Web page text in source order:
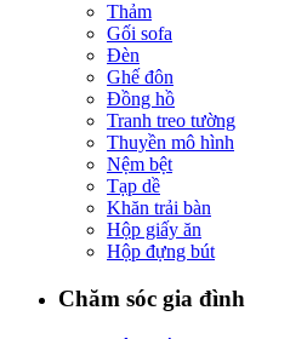
Thảm
Gối sofa
Đèn
Ghế đôn
Đồng hồ
Tranh treo tường
Thuyền mô hình
Nệm bệt
Tạp dề
Khăn trải bàn
Hộp giấy ăn
Hộp đựng bút
Chăm sóc gia đình